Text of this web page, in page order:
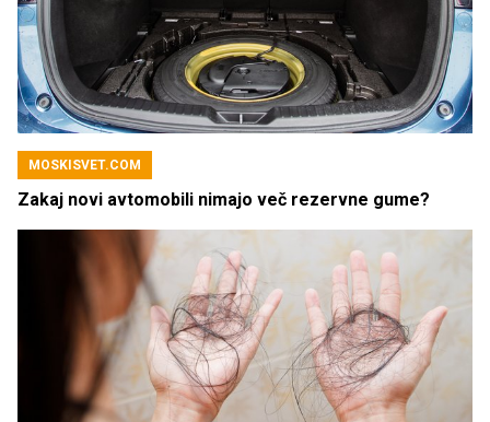
MOSKISVET.COM
Zakaj novi avtomobili nimajo več rezervne gume?